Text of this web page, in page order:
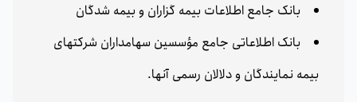
بانک جامع اطلاعات بیمه گزاران و بیمه شدگان
بانک اطلاعاتی جامع مؤسسین سهامداران شرکتهای
بیمه نمایندگان و دلالان رسمی آنها.